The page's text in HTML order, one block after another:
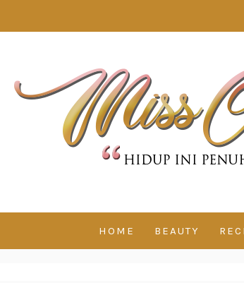
HOME BEAUTY